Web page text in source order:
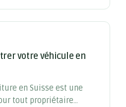
un large éventail de
votre véhicule en
en Suisse est une
tout propriétaire